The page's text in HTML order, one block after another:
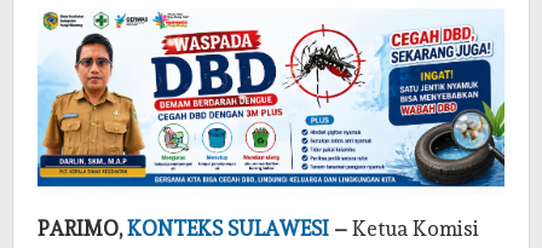
PARIMO,KONTEKS SULAWESI – Ketua Komisi